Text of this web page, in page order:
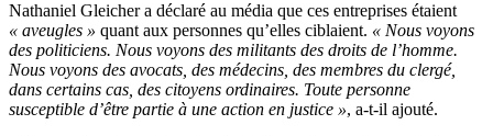
Nathaniel Gleicher a déclaré au média que ces entreprises étaient
« aveugles » quant aux personnes qu’elles ciblaient. « Nous voyons
des politiciens. Nous voyons des militants des droits de l’homme.
Nous voyons des avocats, des médecins, des membres du clergé,
dans certains cas, des citoyens ordinaires. Toute personne
susceptible d’être partie à une action en justice », a-t-il ajouté.